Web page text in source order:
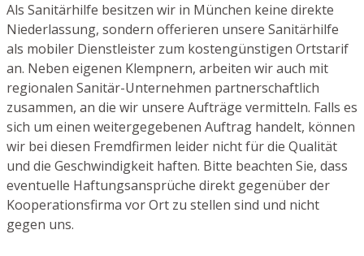
Als Sanitärhilfe besitzen wir in München keine direkte
Niederlassung, sondern offerieren unsere Sanitärhilfe
als mobiler Dienstleister zum kostengünstigen Ortstarif
an. Neben eigenen Klempnern, arbeiten wir auch mit
regionalen Sanitär-Unternehmen partnerschaftlich
zusammen, an die wir unsere Aufträge vermitteln. Falls es
sich um einen weitergegebenen Auftrag handelt, können
wir bei diesen Fremdfirmen leider nicht für die Qualität
und die Geschwindigkeit haften. Bitte beachten Sie, dass
eventuelle Haftungsansprüche direkt gegenüber der
Kooperationsfirma vor Ort zu stellen sind und nicht
gegen uns.